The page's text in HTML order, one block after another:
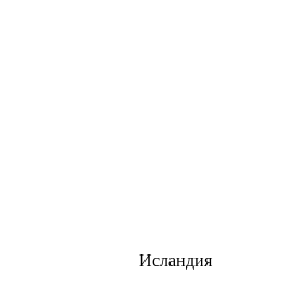
Исландия